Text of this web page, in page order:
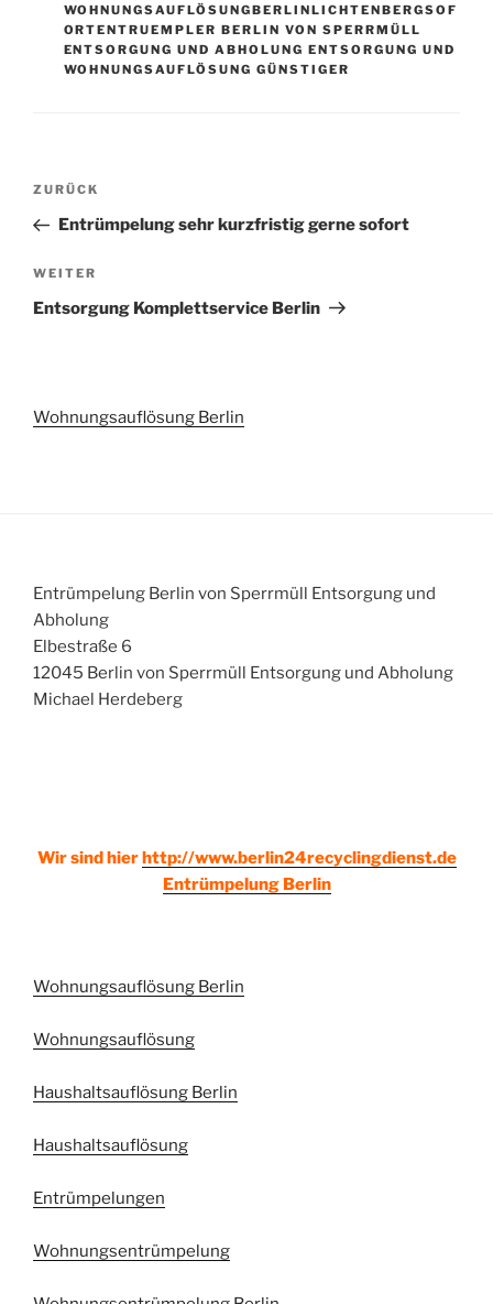
WOHNUNGSAUFLÖSUNGBERLINLICHTENBERGSOF
ORTENTRUEMPLER BERLIN VON SPERRMÜLL
ENTSORGUNG UND ABHOLUNG ENTSORGUNG UND
WOHNUNGSAUFLÖSUNG GÜNSTIGER
Beitragsnavigation
Vorheriger
Beitrag
ZURÜCK
Entrümpelung sehr kurzfristig gerne sofort
Nächster
Beitrag
WEITER
Entsorgung Komplettservice Berlin
Wohnungsauflösung Berlin
Entrümpelung Berlin von Sperrmüll Entsorgung und
Abholung
Elbestraße 6
12045 Berlin von Sperrmüll Entsorgung und Abholung
Michael Herdeberg
Wir sind hierhttp://www.berlin24recyclingdienst.de
Entrümpelung Berlin
Wohnungsauflösung Berlin
Wohnungsauflösung
Haushaltsauflösung Berlin
Haushaltsauflösung
Entrümpelungen
Wohnungsentrümpelung